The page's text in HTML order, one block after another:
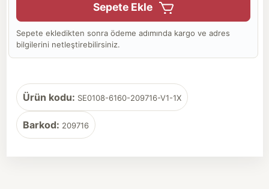
Sepete Ekle
Sepete ekledikten sonra ödeme adımında kargo ve adres
bilgilerini netleştirebilirsiniz.
Ürün kodu: SE0108-6160-209716-V1-1X
Barkod: 209716